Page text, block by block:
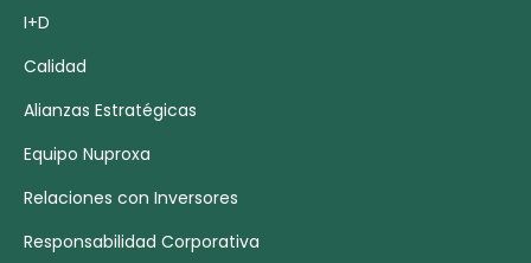
I+D
Calidad
Alianzas Estratégicas
Equipo Nuproxa
Relaciones con Inversores
Responsabilidad Corporativa